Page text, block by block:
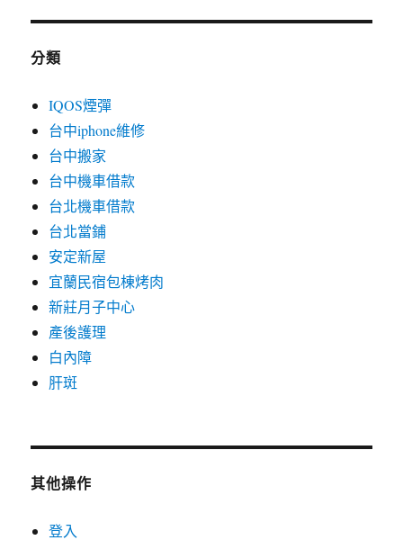
分類
IQOS煙彈
台中iphone維修
台中搬家
台中機車借款
台北機車借款
台北當鋪
安定新屋
宜蘭民宿包棟烤肉
新莊月子中心
產後護理
白內障
肝斑
其他操作
登入